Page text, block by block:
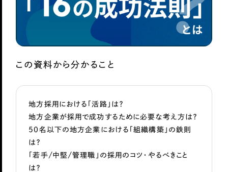
この資料から分かること
地方採用における「活路」は？
地方企業が採用で成功するために必要な考え方は？
50名以下の地方企業における「組織構築」の鉄則
は？
「若手/中堅/管理職」の採用のコツ・やるべきこと
は？